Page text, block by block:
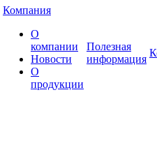
Компания
О
компании
Новости
О
продукции
Полезная
информация